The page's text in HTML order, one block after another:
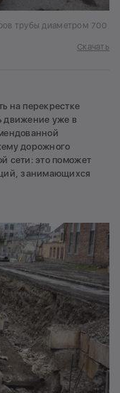
трубы диаметром 700
Скачать
на перекрестке
движение уже в
дорожного
сети: это поможет
занимающихся